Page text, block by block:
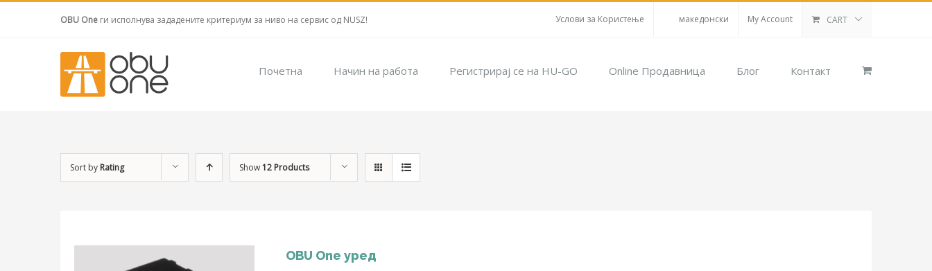
OBU One ги исполнува зададените критериум за ниво на сервис од NUSZ! Услови за Користење македонски My Account CART
Почетна Начин на работа Регистрирај се на HU-GO Online Продавница Блог Контакт
Sort by Rating Show12 Products
OBU One уред